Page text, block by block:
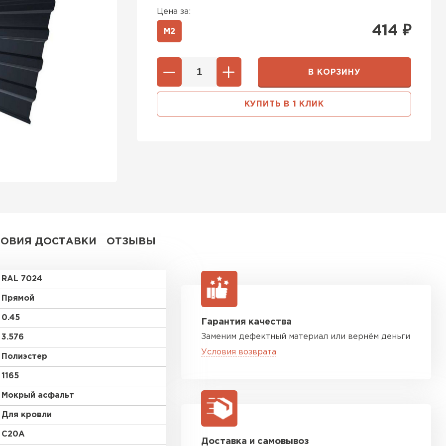
Цена за:
М2 414 ₽
В КОРЗИНУ
КУПИТЬ В 1 КЛИК
ДОСТАВКИ ОТЗЫВЫ
RAL 7024
Прямой
0.45
3.576
Полиэстер
1165
Мокрый асфальт
Для кровли
C20A
Гарантия качества
Заменим дефектный материал или вернём деньги
Условия возврата
Доставка и самовывоз